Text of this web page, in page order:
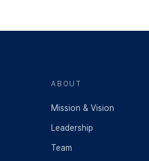
ABOUT
Mission & Vision
Leadership
Team